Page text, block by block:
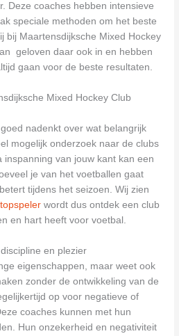
Deze coaches hebben intensieve
speciale methoden om het beste
bij Maartensdijksche Mixed Hockey
geloven daar ook in en hebben
gaan voor de beste resultaten.
Mixed Hockey Club
nadenkt over wat belangrijk
mogelijk onderzoek naar de clubs
inspanning van jouw kant kan een
je van het voetballen gaat
tijdens het seizoen. Wij zien
topspeler wordt dus ontdek een club
en hart heeft voor voetbal.
en plezier
eigenschappen, maar weet ook
zonder de ontwikkeling van de
op voor negatieve of
coaches kunnen met hun
Hun onzekerheid en negativiteit